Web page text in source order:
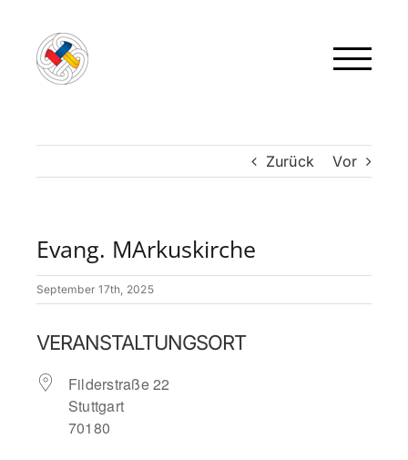
springen
Zurück Vor
Evang. MArkuskirche
September 17th, 2025
VERANSTALTUNGSORT
Filderstraße 22
Stuttgart
70180